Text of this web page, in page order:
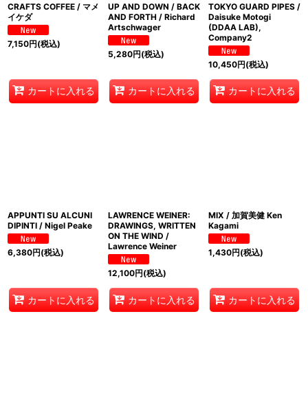
CRAFTS COFFEE / マメ
イケダ
7,150円(税込)
カートに入れる
UP AND DOWN / BACK
AND FORTH / Richard
Artschwager
5,280円(税込)
カートに入れる
TOKYO GUARD PIPES /
Daisuke Motogi
(DDAA LAB),
Company2
10,450円(税込)
カートに入れる
APPUNTI SU ALCUNI
DIPINTI / Nigel Peake
6,380円(税込)
カートに入れる
LAWRENCE WEINER:
DRAWINGS, WRITTEN
ON THE WIND /
Lawrence Weiner
12,100円(税込)
カートに入れる
MIX / 加賀美健 Ken
Kagami
1,430円(税込)
カートに入れる